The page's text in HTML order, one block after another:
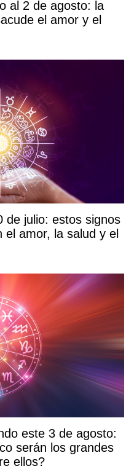
al 2 de agosto: la
el amor y el
de julio: estos signos
amor, la salud y el
este 3 de agosto:
serán los grandes
ellos?